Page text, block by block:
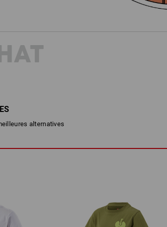
alternatives